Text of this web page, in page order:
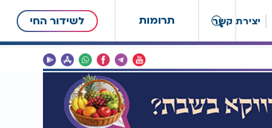
תרומות לשידור החי יצירת קשר